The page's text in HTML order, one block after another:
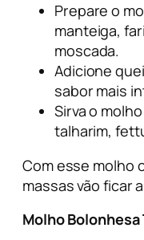
Prepare o
manteiga,
moscada.
Adicione
sabor mais
Sirva o
talharim,
Com esse molho
massas vão ficar
Molho